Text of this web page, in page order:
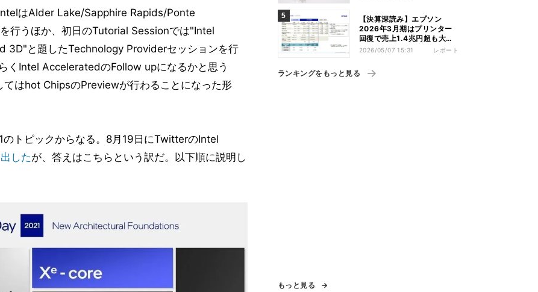
はAlder Lake/Sapphire Rapids/Ponte
行うほか、初日のTutorial Sessionでは"Intel
と題したTechnology Providerセッションを行
くIntel AcceleratedのFollow upになるかと思う
てはhot ChipsのPreviewが行わることになった形
トピックからなる。8月19日にTwitterのIntel
したが、答えはこちらという訳だ。以下順に説明し
【決算深読み】エプソン
2026年3月期はプリンター
回復で売上1.4兆円超も大幅
減益、今期は増収増益見込む
2026/05/07 15:31 レポート
ランキングをもっと見る
もっと見る